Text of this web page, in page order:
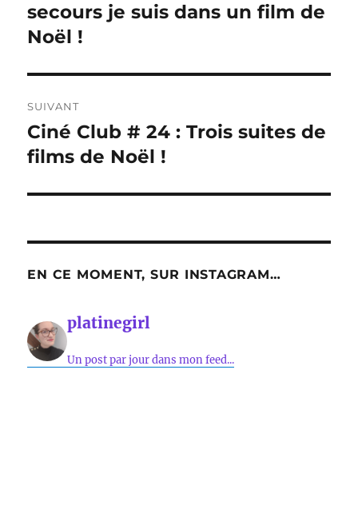
l’article
précédente :
secours je suis dans un film de
Noël !
SUIVANT
Publication
suivante :
Ciné Club # 24 : Trois suites de
films de Noël !
EN CE MOMENT, SUR INSTAGRAM…
platinegirl
Un post par jour dans mon feed...